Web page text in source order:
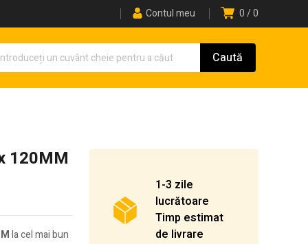
0 0
Contul meu
120MM
la cel mai bun
1-3 zile
lucrătoare
Timp estimat
de livrare